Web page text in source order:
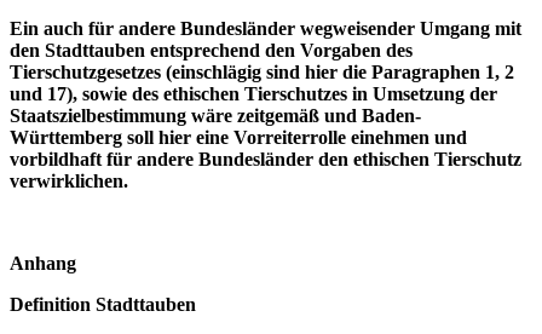
Ein auch für andere Bundesländer wegweisender Umgang mit
den Stadttauben entsprechend den Vorgaben des
Tierschutzgesetzes (einschlägig sind hier die Paragraphen 1, 2
und 17), sowie des ethischen Tierschutzes in Umsetzung der
Staatszielbestimmung wäre zeitgemäß und Baden-
Württemberg soll hier eine Vorreiterrolle einehmen und
vorbildhaft für andere Bundesländer den ethischen Tierschutz
verwirklichen.
Anhang
Definition Stadttauben